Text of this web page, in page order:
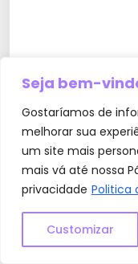
Seja bem-
Gostaríamos de
melhorar sua
um site mais
mais vá até nossa
privacidade Politica
Customizar